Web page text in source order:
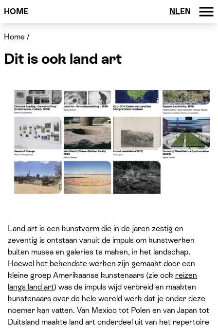
HOME NLEN
Home /
Dit is ook land art
Land art is een kunstvorm die in de jaren zestig en
zeventig is ontstaan vanuit de impuls om kunstwerken
buiten musea en galeries te maken, in het landschap.
Hoewel het bekendste werken zijn gemaakt door een
kleine groep Amerikaanse kunstenaars (zie ook reizen
langs land art) was de impuls wijd verbreid en maakten
kunstenaars over de hele wereld werk dat je onder deze
noemer kan vatten. Van Mexico tot Polen en van Japan tot
Duitsland maakte land art onderdeel uit van het repertoire